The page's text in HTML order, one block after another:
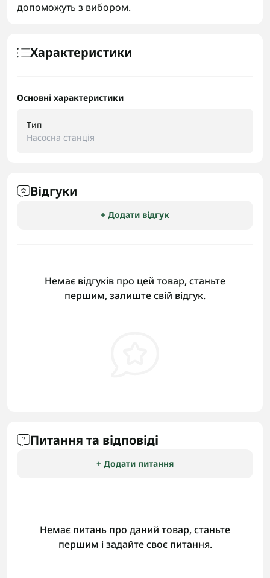
допоможуть з вибором.
Характеристики
Основні характеристики
Тип
Насосна станція
Відгуки
+ Додати відгук
Немає відгуків про цей товар, станьте
першим, залиште свій відгук.
Питання та відповіді
+ Додати питання
Немає питань про даний товар, станьте
першим і задайте своє питання.